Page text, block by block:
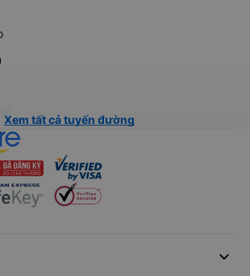
Xem tất cả tuyến đường
keyboard_arrow_down